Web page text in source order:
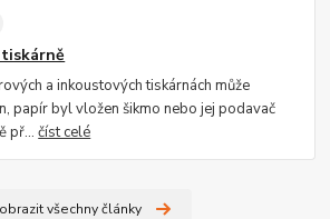
a inkoustových tiskárnách může
papír byl vložen šikmo nebo jej podavač
př...číst celé
všechny články